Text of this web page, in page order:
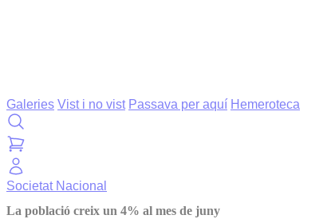
Galeries Vist i no vist Passava per aquí Hemeroteca
Societat Nacional
La població creix un 4% al mes de juny